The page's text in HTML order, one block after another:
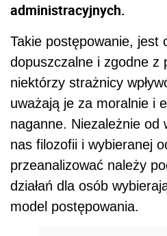
administracyjnych.
Takie postępowanie, jest
dopuszczalne i zgodne z
niektórzy strażnicy
uważają je za moralnie i
naganne. Niezależnie od
nas filozofii i wybieranej
przeanalizować należy
działań dla osób
model postępowania.